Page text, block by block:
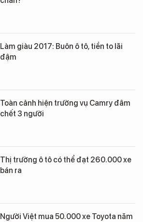
Làm giàu 2017: Buôn ô tô, tiền to lãi
đậm
Toàn cảnh hiện trường vụ Camry đâm
chết 3 người
Thị trường ô tô có thể đạt 260.000 xe
bán ra
Người Việt mua 50.000 xe Toyota năm